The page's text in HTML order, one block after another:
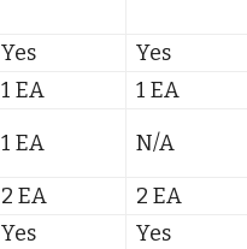
Yes Yes
1 EA
1 EA
1 EA
N/A
2 EA
2 EA
Yes
Yes